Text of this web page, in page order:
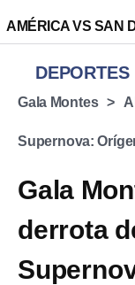
AMÉRICA VS SAN
DEPORTES
Gala Montes
Supernova:
Gala
derrota